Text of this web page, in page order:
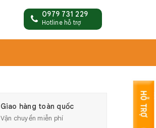
0979 731 229
Hotline hỗ trợ
Giao hàng toàn quốc
Vận chuyển miễn phí